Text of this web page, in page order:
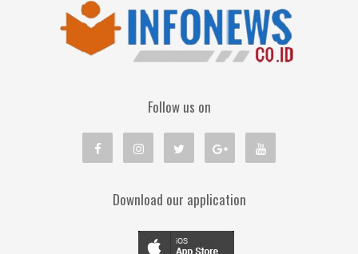
Follow us on
Download our application